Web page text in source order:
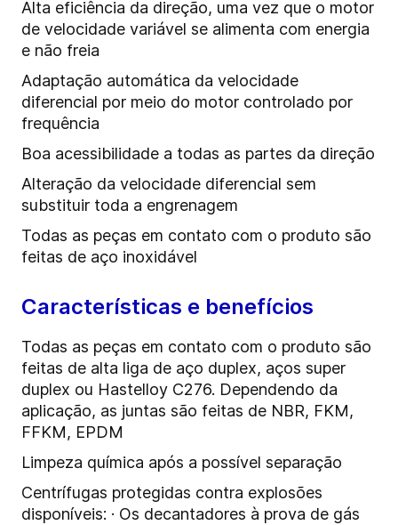
Alta eficiência da direção, uma vez que o motor
de velocidade variável se alimenta com energia
e não freia
Adaptação automática da velocidade
diferencial por meio do motor controlado por
frequência
Boa acessibilidade a todas as partes da direção
Alteração da velocidade diferencial sem
substituir toda a engrenagem
Todas as peças em contato com o produto são
feitas de aço inoxidável
Características e benefícios
Todas as peças em contato com o produto são
feitas de alta liga de aço duplex, aços super
duplex ou Hastelloy C276. Dependendo da
aplicação, as juntas são feitas de NBR, FKM,
FFKM, EPDM
Limpeza química após a possível separação
Centrífugas protegidas contra explosões
disponíveis: · Os decantadores à prova de gás